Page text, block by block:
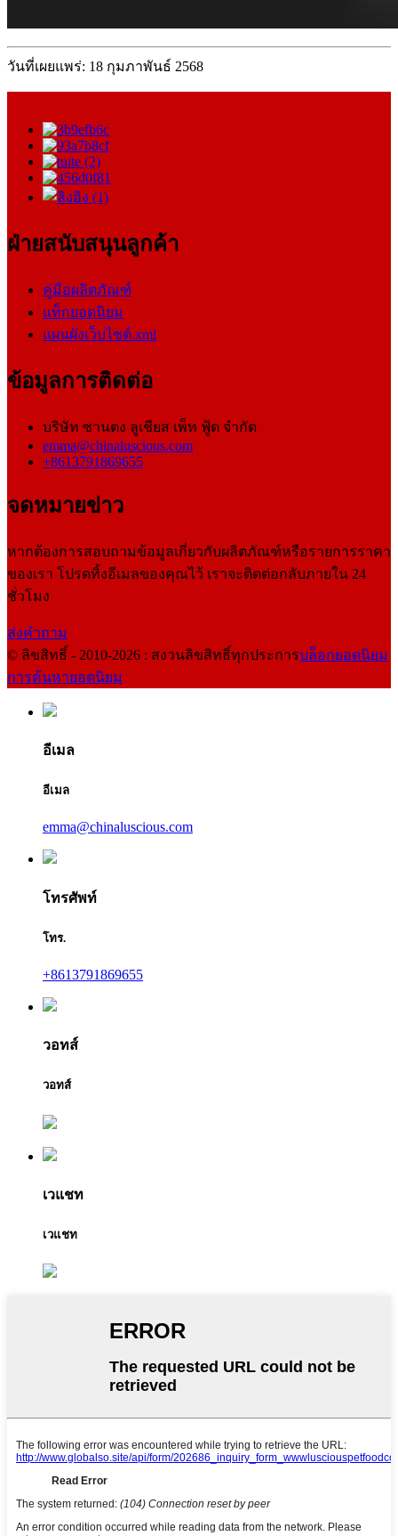
วันที่เผยแพร่: 18 กุมภาพันธ์ 2568
ฝ่ายสนับสนุนลูกค้า
คู่มือผลิตภัณฑ์
แท็กยอดนิยม
แผนผังเว็บไซต์.xml
ข้อมูลการติดต่อ
บริษัท ซานตง ลูเชียส เพ็ท ฟู้ด จำกัด
emma@chinaluscious.com
+8613791869655
จดหมายข่าว
หากต้องการสอบถามข้อมูลเกี่ยวกับผลิตภัณฑ์หรือรายการราคา
ของเรา โปรดทิ้งอีเมลของคุณไว้ เราจะติดต่อกลับภายใน 24
ชั่วโมง
ส่งคำถาม
© ลิขสิทธิ์ - 2010-2026 : สงวนลิขสิทธิ์ทุกประการบล็อกยอดนิยม
การค้นหายอดนิยม
อีเมล
อีเมล
emma@chinaluscious.com
โทรศัพท์
โทร.
+8613791869655
วอทส์
วอทส์
เวแชท
เวแชท